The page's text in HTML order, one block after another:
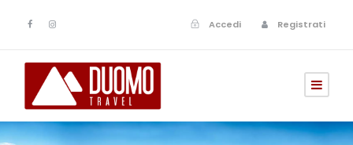
Accedi Registrati